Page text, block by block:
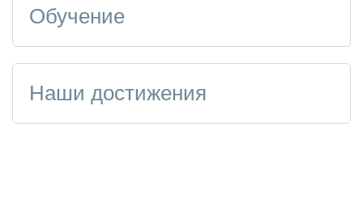
Обучение
Наши достижения